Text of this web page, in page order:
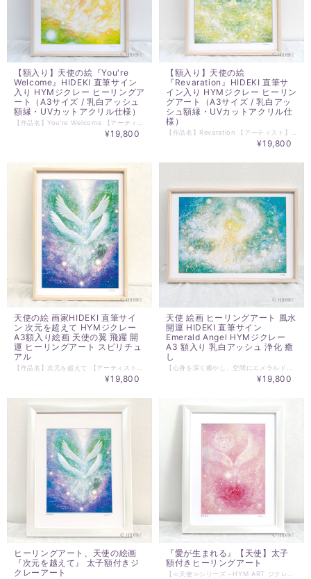
【額入り】天使の絵『You're
Welcome』HIDEKI 直筆サイン
入り HYMジクレー ヒーリングア
ート（A3サイズ / 乳白アッシュ
額縁・UVカットアクリル仕様）
¥19,800
【額入り】天使の絵
『Revaration』HIDEKI 直筆サ
イン入り HYMジクレー ヒーリン
グアート（A3サイズ / 乳白アッ
シュ額縁・UVカットアクリル仕
様）
¥19,800
天使の絵 画家HIDEKI 直筆サイ
ン 次元を超えて HYMジクレー
A3額入り絵画 天使の翼 飛躍 開
運 ヒーリングアート スピリチュ
アル
¥19,800
天使 絵画 ヒーリングアート 風水
開運 HIDEKI 直筆サイン
Emerald Angel HYMジクレー
A3 額入り 乳白アッシュ 浄化 癒
し
¥19,800
ヒーリングアート、天使の絵画
『次元を越えて』 太子額付きジ
クレーアート
『愛が生まれる』【天使】太子
額付きヒーリングアート